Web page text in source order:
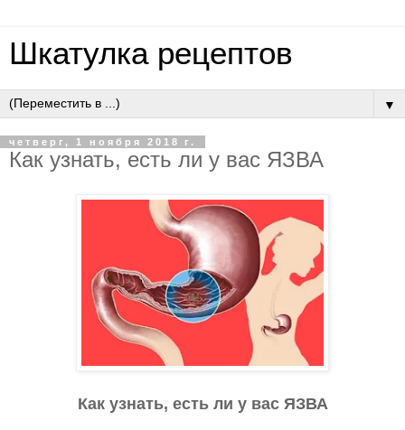
Шкатулка рецептов
▼
четверг, 1 ноября 2018 г.
Как узнать, есть ли у вас ЯЗВА
Как узнать, есть ли у вас ЯЗВА